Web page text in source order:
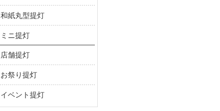
和紙丸型提灯
ミニ提灯
店舗提灯
お祭り提灯
イベント提灯